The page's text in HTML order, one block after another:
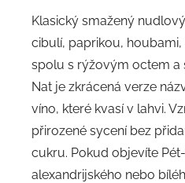
Klasický smažený
cibulí, paprikou,
spolu s rýžovým octem a
Nat je zkrácená verze
víno, které kvasí v lahvi.
přirozené sycení bez
cukru. Pokud objevíte
alexandrijského nebo